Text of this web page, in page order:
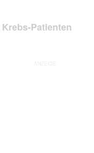
Patienten
ANZEIGE